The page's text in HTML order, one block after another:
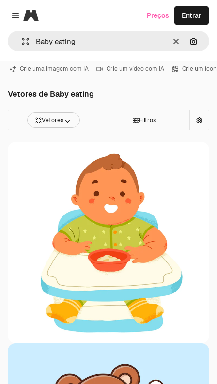
Close menu
Magnific
Limpar
Preços Entrar
Crie uma imagem com IA Crie um vídeo com IA Crie um
Vetores de Baby eating
Vetores Filtros